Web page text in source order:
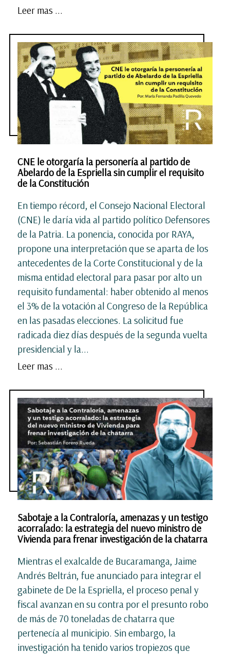
Leer mas ...
CNE le otorgaría la personería al partido de
Abelardo de la Espriella sin cumplir el requisito
de la Constitución
En tiempo récord, el Consejo Nacional Electoral
(CNE) le daría vida al partido político Defensores
de la Patria. La ponencia, conocida por RAYA,
propone una interpretación que se aparta de los
antecedentes de la Corte Constitucional y de la
misma entidad electoral para pasar por alto un
requisito fundamental: haber obtenido al menos
el 3% de la votación al Congreso de la República
en las pasadas elecciones. La solicitud fue
radicada diez días después de la segunda vuelta
presidencial y la...
Leer mas ...
Sabotaje a la Contraloría, amenazas y un testigo
acorralado: la estrategia del nuevo ministro de
Vivienda para frenar investigación de la chatarra
Mientras el exalcalde de Bucaramanga, Jaime
Andrés Beltrán, fue anunciado para integrar el
gabinete de De la Espriella, el proceso penal y
fiscal avanzan en su contra por el presunto robo
de más de 70 toneladas de chatarra que
pertenecía al municipio. Sin embargo, la
investigación ha tenido varios tropiezos que